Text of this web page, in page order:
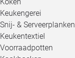
Keukengerei
Snij- & Serveerplanken
Keukentextiel
Voorraadpotten